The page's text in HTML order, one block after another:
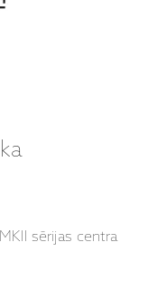
sērijas centra